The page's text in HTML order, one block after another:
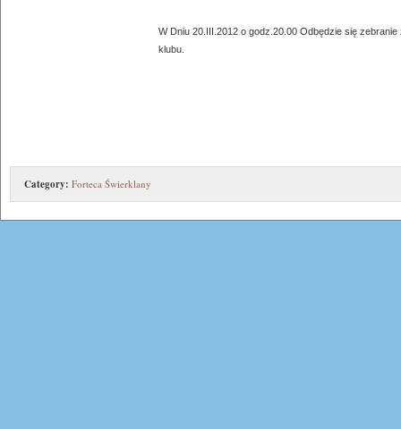
W Dniu 20.III.2012 o godz.20.00 Odbędzie się zebranie
klubu.
Category: Forteca Świerklany